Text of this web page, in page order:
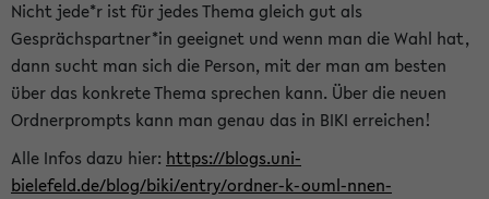
Nicht jede*r ist für jedes Thema gleich gut als
Gesprächspartner*in geeignet und wenn man die Wahl hat,
dann sucht man sich die Person, mit der man am besten
über das konkrete Thema sprechen kann. Über die neuen
Ordnerprompts kann man genau das in BIKI erreichen!
Alle Infos dazu hier: https://blogs.uni-
bielefeld.de/blog/biki/entry/ordner-k-ouml-nnen-